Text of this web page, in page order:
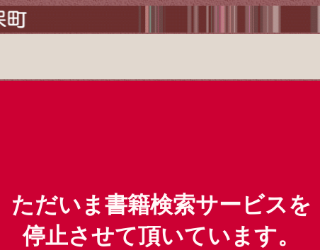
ただいま書籍検索サービスを
停止させて頂いています。